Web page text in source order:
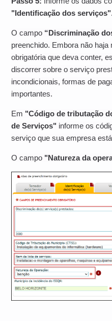
"Identificação dos serviços".
O campo “Discriminação
preenchido. Embora não haja
obrigatória que deva conter,
discorrer sobre o serviço
incondicionais, formas de
importantes.
Em "Código de tributação
de Serviços" informe os
serviço que sua empresa
O campo "Natureza da